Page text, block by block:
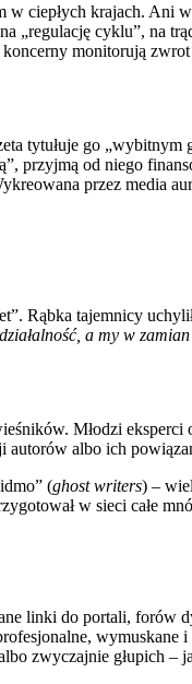
ciepłych krajach.
„regulację cyklu”, na
monitorują
tytułuje go
przyjmą od niego
przez media
Rąbka tajemnicy
a my w
Młodzi eksperci
albo ich
(ghost writers) –
w sieci całe
linki do portali, forów
zwyczajnie głupich –